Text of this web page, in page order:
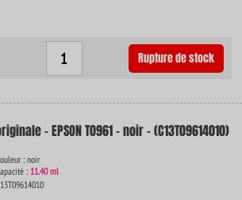
Rupture de stock
- EPSON T0961 - noir - (C13T09614010)
: noir
: 11.40 ml